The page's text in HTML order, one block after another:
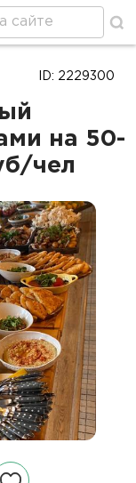
на 50-
чел
ID: 2229300